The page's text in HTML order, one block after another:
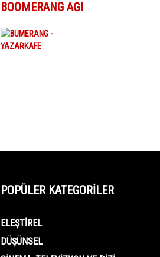
BOOMERANG AĞI
POPÜLER KATEGORİLER
ELEŞTIREL
DÜŞÜNSEL